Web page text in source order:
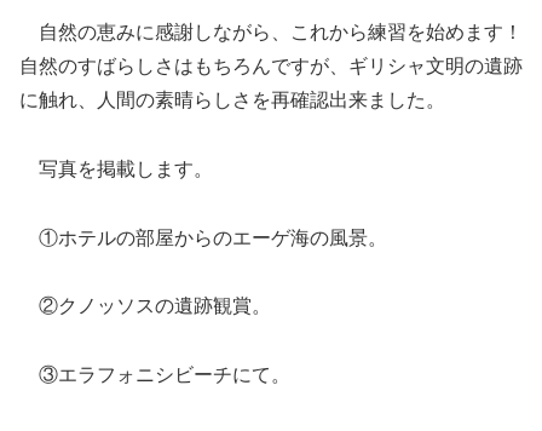
自然の恵みに感謝しながら、これから練習を始めます！
自然のすばらしさはもちろんですが、ギリシャ文明の遺跡
に触れ、人間の素晴らしさを再確認出来ました。
写真を掲載します。
①ホテルの部屋からのエーゲ海の風景。
②クノッソスの遺跡観賞。
③エラフォニシビーチにて。